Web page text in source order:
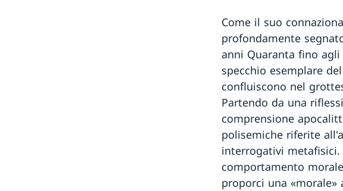
Come il suo
profondamente
anni Quaranta fino
specchio esemplare
confluiscono nel
Partendo da una
comprensione
polisemiche riferite
interrogativi
comportamento
proporci una «morale»